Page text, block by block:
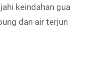
keindahan gua
dan air terjun